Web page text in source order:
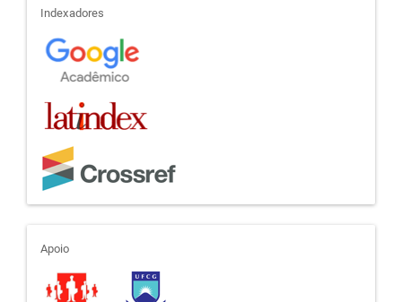
indexadores
Indexadores
apoio
Apoio